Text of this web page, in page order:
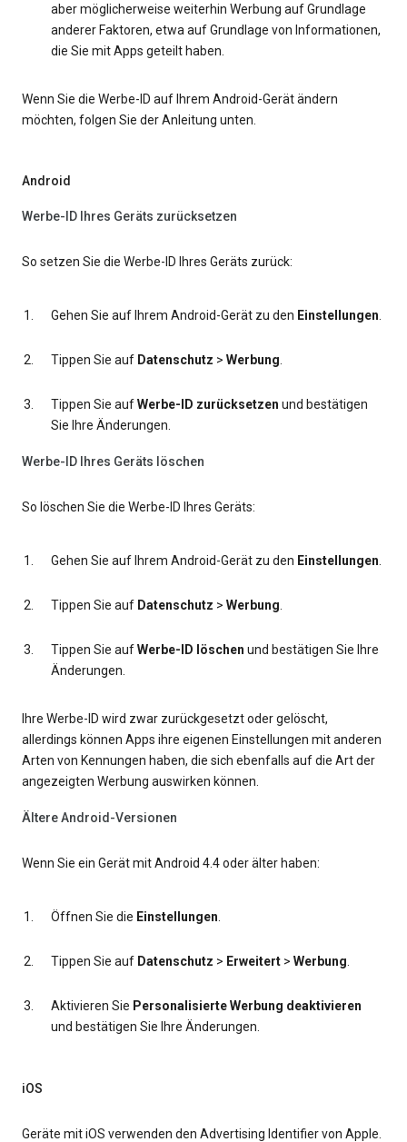
aber möglicherweise weiterhin Werbung auf Grundlage
anderer Faktoren, etwa auf Grundlage von Informationen,
die Sie mit Apps geteilt haben.
Wenn Sie die Werbe-ID auf Ihrem Android-Gerät ändern
möchten, folgen Sie der Anleitung unten.
Android
Werbe-ID Ihres Geräts zurücksetzen
So setzen Sie die Werbe-ID Ihres Geräts zurück:
Gehen Sie auf Ihrem Android-Gerät zu den Einstellungen.
Tippen Sie auf Datenschutz > Werbung.
Tippen Sie aufWerbe-ID zurücksetzen und bestätigen
Sie Ihre Änderungen.
Werbe-ID Ihres Geräts löschen
So löschen Sie die Werbe-ID Ihres Geräts:
Gehen Sie auf Ihrem Android-Gerät zu den Einstellungen.
Tippen Sie auf Datenschutz > Werbung.
Tippen Sie aufWerbe-ID löschen und bestätigen Sie Ihre
Änderungen.
Ihre Werbe-ID wird zwar zurückgesetzt oder gelöscht,
allerdings können Apps ihre eigenen Einstellungen mit anderen
Arten von Kennungen haben, die sich ebenfalls auf die Art der
angezeigten Werbung auswirken können.
Ältere Android-Versionen
Wenn Sie ein Gerät mit Android 4.4 oder älter haben:
Öffnen Sie die Einstellungen.
Tippen Sie auf Datenschutz > Erweitert > Werbung.
Aktivieren Sie Personalisierte Werbung deaktivieren
und bestätigen Sie Ihre Änderungen.
iOS
Geräte mit iOS verwenden den Advertising Identifier von Apple.